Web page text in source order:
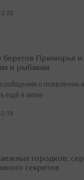
берегов Приморья
и рыбакам
о появлении
ещё в июне
городков:
секретов